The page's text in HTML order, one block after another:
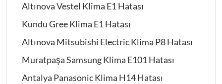
Altınova Vestel Klima E1 Hatası
Kundu Gree Klima E1 Hatası
Altınova Mitsubishi Electric Klima P8 Hatası
Muratpaşa Samsung Klima E101 Hatası
Antalya Panasonic Klima H14 Hatası